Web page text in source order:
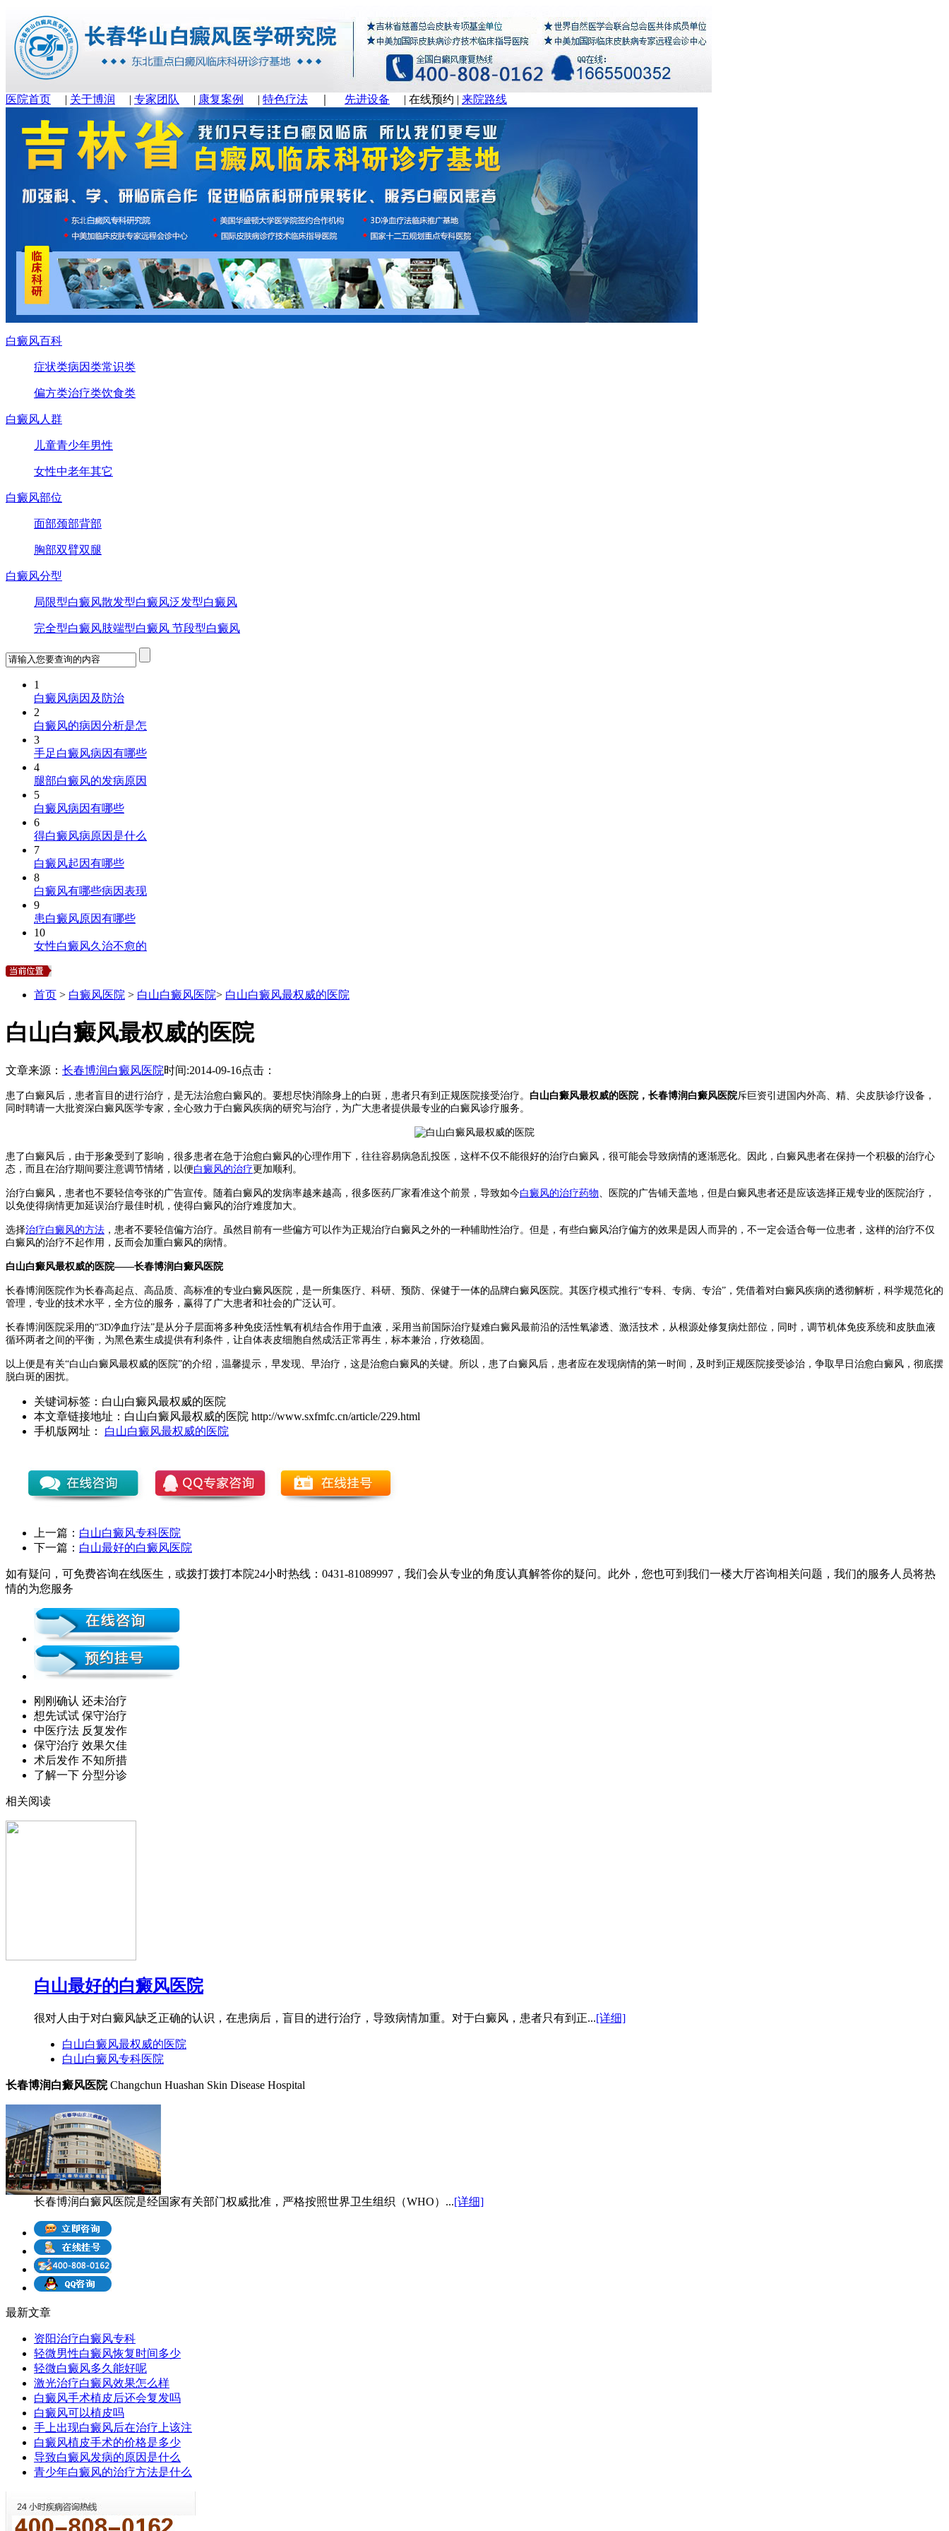
医院首页 | 关于博润 | 专家团队 | 康复案例 | 特色疗法 先进设备 | 在线预约 | 来院路线
白癜风百科
症状类病因类常识类
偏方类治疗类饮食类
白癜风人群
儿童青少年男性
女性中老年其它
白癜风部位
面部颈部背部
胸部双臂双腿
白癜风分型
局限型白癜风散发型白癜风泛发型白癜风
完全型白癜风肢端型白癜风 节段型白癜风
1
白癜风病因及防治
2
白癜风的病因分析是怎
3
手足白癜风病因有哪些
4
腿部白癜风的发病原因
5
白癜风病因有哪些
6
得白癜风病原因是什么
7
白癜风起因有哪些
8
白癜风有哪些病因表现
9
患白癜风原因有哪些
10
女性白癜风久治不愈的
首页 > 白癜风医院 > 白山白癜风医院> 白山白癜风最权威的医院
白山白癜风最权威的医院
文章来源： 长春博润白癜风医院时间:2014-09-16点击：
患了白癜风后，患者盲目的进行治疗，是无法治愈白癜风的。要想尽快消除身上的白斑，患者只有到正规医院接受治疗。 白山白癜风最权威的医院，长春博润白癜风医院斥巨资引进国内外高、精、尖皮肤诊疗设备，
同时聘请一大批资深白癜风医学专家，全心致力于白癜风疾病的研究与治疗，为广大患者提供最专业的白癜风诊疗服务。
患了白癜风后，由于形象受到了影响，很多患者在急于治愈白癜风的心理作用下，往往容易病急乱投医，这样不仅不能很好的治疗白癜风，很可能会导致病情的逐渐恶化。因此，白癜风患者在保持一个积极的治疗心
态，而且在治疗期间要注意调节情绪，以便白癜风的治疗更加顺利。
治疗白癜风，患者也不要轻信夸张的广告宣传。随着白癜风的发病率越来越高，很多医药厂家看准这个前景，导致如今白癜风的治疗药物、医院的广告铺天盖地，但是白癜风患者还是应该选择正规专业的医院治疗，
以免使得病情更加延误治疗最佳时机，使得白癜风的治疗难度加大。
选择治疗白癜风的方法 ，患者不要轻信偏方治疗。虽然目前有一些偏方可以作为正规治疗白癜风之外的一种辅助性治疗。但是，有些白癜风治疗偏方的效果是因人而异的，不一定会适合每一位患者，这样的治疗不仅
白癜风的治疗不起作用，反而会加重白癜风的病情。
白山白癜风最权威的医院——长春博润白癜风医院
长春博润医院作为长春高起点、高品质、高标准的专业白癜风医院，是一所集医疗、科研、预防、保健于一体的品牌白癜风医院。其医疗模式推行“专科、专病、专治”，凭借着对白癜风疾病的透彻解析，科学规范化的
管理，专业的技术水平，全方位的服务，赢得了广大患者和社会的广泛认可。
长春博润医院采用的“3D净血疗法”是从分子层面将多种免疫活性氧有机结合作用于血液，采用当前国际治疗疑难白癜风最前沿的活性氧渗透、激活技术，从根源处修复病灶部位，同时，调节机体免疫系统和皮肤血液
循环两者之间的平衡，为黑色素生成提供有利条件，让自体表皮细胞自然成活正常再生，标本兼治，疗效稳固。
以上便是有关“白山白癜风最权威的医院”的介绍，温馨提示，早发现、早治疗，这是治愈白癜风的关键。所以，患了白癜风后，患者应在发现病情的第一时间，及时到正规医院接受诊治，争取早日治愈白癜风，彻底摆
脱白斑的困扰。
关键词标签： 白山白癜风最权威的医院
本文章链接地址： 白山白癜风最权威的医院 http://www.sxfmfc.cn/article/229.html
手机版网址：
白山白癜风最权威的医院
上一篇： 白山白癜风专科医院
下一篇： 白山最好的白癜风医院
如有疑问，可免费咨询在线医生，或拨打拨打本院24小时热线：0431-81089997，我们会从专业的角度认真解答你的疑问。此外，您也可到我们一楼大厅咨询相关问题，我们的服务人员将热
情的为您服务
刚刚确认 还未治疗
想先试试 保守治疗
中医疗法 反复发作
保守治疗 效果欠佳
术后发作 不知所措
了解一下 分型分诊
相关阅读
白山最好的白癜风医院
很对人由于对白癜风缺乏正确的认识，在患病后，盲目的进行治疗，导致病情加重。对于白癜风，患者只有到正...[详细]
白山白癜风最权威的医院
白山白癜风专科医院
长春博润白癜风医院 Changchun Huashan Skin Disease Hospital
长春博润白癜风医院是经国家有关部门权威批准，严格按照世界卫生组织（WHO）...[详细]
最新文章
资阳治疗白癜风专科
轻微男性白癜风恢复时间多少
轻微白癜风多久能好呢
激光治疗白癜风效果怎么样
白癜风手术植皮后还会复发吗
白癜风可以植皮吗
手上出现白癜风后在治疗上该注
白癜风植皮手术的价格是多少
导致白癜风发病的原因是什么
青少年白癜风的治疗方法是什么